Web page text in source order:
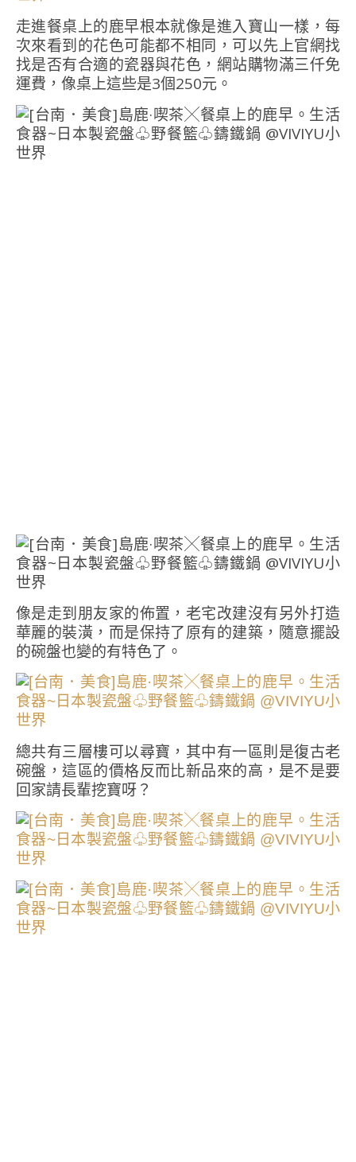
走進餐桌上的鹿早根本就像是進入寶山一樣，每
次來看到的花色可能都不相同，可以先上官網找
找是否有合適的瓷器與花色，網站購物滿三仟免
運費，像桌上這些是3個250元。
像是走到朋友家的佈置，老宅改建沒有另外打造
華麗的裝潢，而是保持了原有的建築，隨意擺設
的碗盤也變的有特色了。
總共有三層樓可以尋寶，其中有一區則是復古老
碗盤，這區的價格反而比新品來的高，是不是要
回家請長輩挖寶呀？